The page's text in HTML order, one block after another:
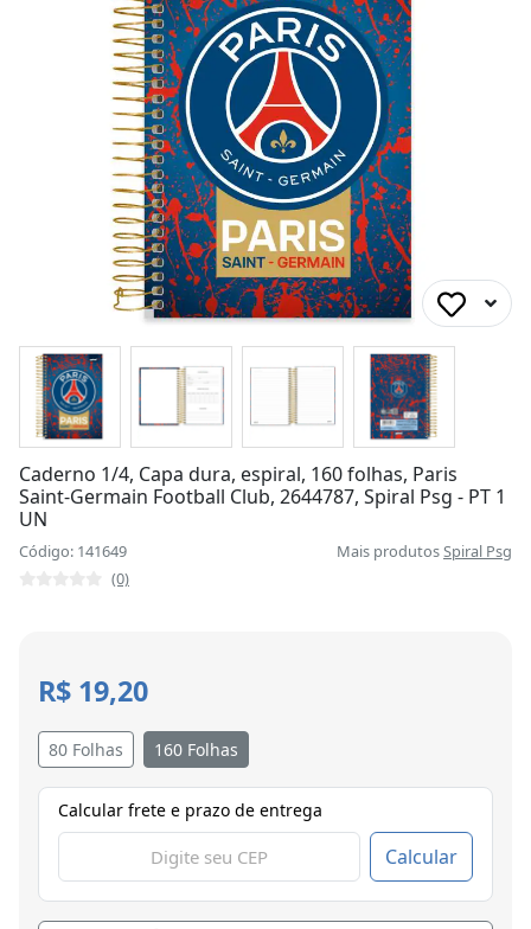
Caderno 1/4, Capa dura, espiral, 160 folhas, Paris
Saint-Germain Football Club, 2644787, Spiral Psg - PT 1
UN
Código: 141649 Mais produtosSpiral Psg
(0)
R$ 19,20
80 Folhas 160 Folhas
Calcular frete e prazo de entrega
Calcular